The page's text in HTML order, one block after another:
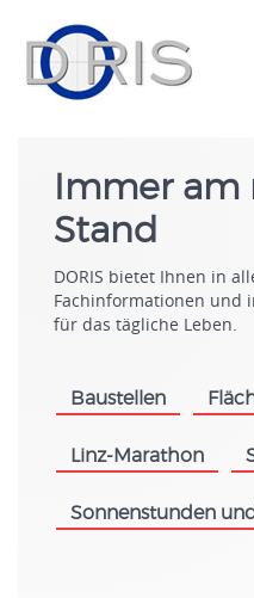
Immer am
Stand
DORIS bietet Ihnen in
Fachinformationen und
für das tägliche Leben.
Baustellen
Linz-Marathon
Sonnenstunden